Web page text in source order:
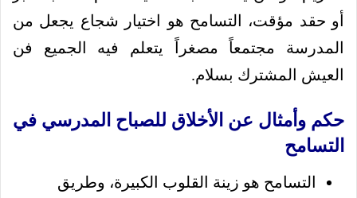
أو حقد مؤقت، التسامح هو اختيار شجاع يجعل من
المدرسة مجتمعاً مصغراً يتعلم فيه الجميع فن
العيش المشترك بسلام.
حكم وأمثال عن الأخلاق للصباح المدرسي في
التسامح
التسامح هو زينة القلوب الكبيرة، وطريق